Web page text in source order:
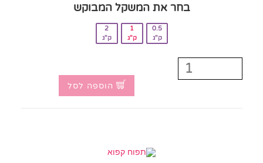
בחר את המשקל המבוקש‎
0.5
ק"ג
1
ק"ג
2
ק"ג
הוספה לסל